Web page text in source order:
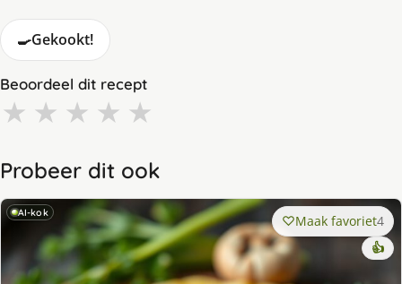
🍳Gekookt!
Beoordeel dit recept
★ ★ ★ ★ ★
Probeer dit ook
AI-kok Maak favoriet4
👍